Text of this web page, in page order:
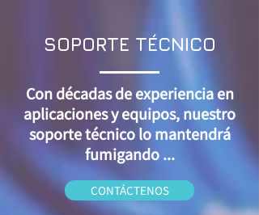
SOPORTE TÉCNICO
Con décadas de experiencia en
aplicaciones y equipos, nuestro
soporte técnico lo mantendrá
fumigando ...
CONTÁCTENOS